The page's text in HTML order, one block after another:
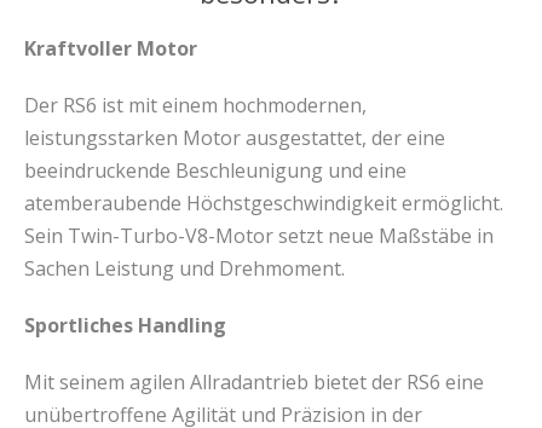
Kraftvoller Motor
Der RS6 ist mit einem hochmodernen,
leistungsstarken Motor ausgestattet, der eine
beeindruckende Beschleunigung und eine
atemberaubende Höchstgeschwindigkeit ermöglicht.
Sein Twin-Turbo-V8-Motor setzt neue Maßstäbe in
Sachen Leistung und Drehmoment.
Sportliches Handling
Mit seinem agilen Allradantrieb bietet der RS6 eine
unübertroffene Agilität und Präzision in der